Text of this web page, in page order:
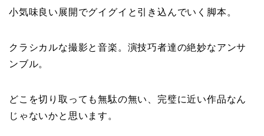
小気味良い展開でグイグイと引き込んでいく脚本。
クラシカルな撮影と音楽。演技巧者達の絶妙なアンサ
ンブル。
どこを切り取っても無駄の無い、完璧に近い作品なん
じゃないかと思います。